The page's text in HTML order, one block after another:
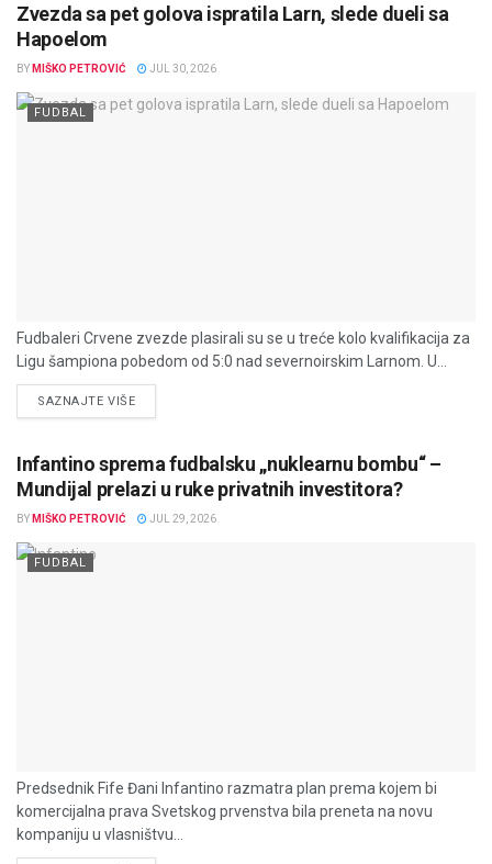
Zvezda sa pet golova ispratila Larn, slede dueli sa
Hapoelom
BY MIŠKO PETROVIĆ JUL 30, 2026
FUDBAL
Fudbaleri Crvene zvezde plasirali su se u treće kolo kvalifikacija za
Ligu šampiona pobedom od 5:0 nad severnoirskim Larnom. U...
SAZNAJTE VIŠEDETAILS
Infantino sprema fudbalsku „nuklearnu bombu“ –
Mundijal prelazi u ruke privatnih investitora?
BY MIŠKO PETROVIĆ JUL 29, 2026
FUDBAL
Predsednik Fife Đani Infantino razmatra plan prema kojem bi
komercijalna prava Svetskog prvenstva bila preneta na novu
kompaniju u vlasništvu...